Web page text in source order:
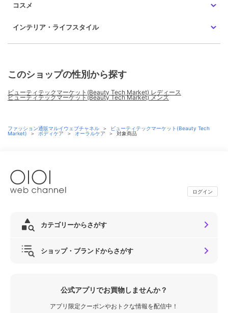
コスメ
インテリア・ライフスタイル
このショップの性別から探す
ビューティテックマーケット(Beauty Tech Market) レディース
ビューティテックマーケット(Beauty Tech Market) メンズ
ファッション通販マルイウェブチャネル ＞
ビューティテックマーケット(Beauty Tech
Market)
＞ ボディケア ＞ オーラルケア ＞ 対象商品
ログイン
カテゴリーからさがす
ショップ・ブランドからさがす
公式アプリでお買物しませんか？
アプリ限定クーポンやおトクな情報を配信中！